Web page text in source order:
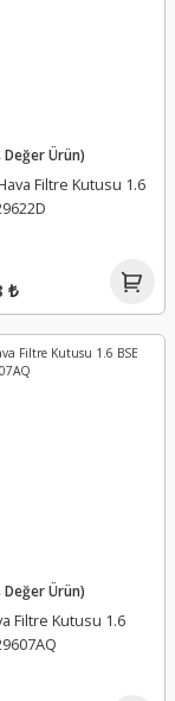
Değer Ürün)
Filtre Kutusu 1.6
₺
Değer Ürün)
Filtre Kutusu 1.6